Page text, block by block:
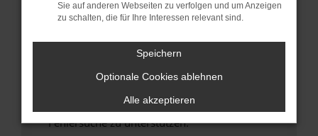
führen, dass bestimmte Funktionen nicht mehr
unterstützt werden.
Wende dich an den Webseitenbetreiber.
Wenn du alle oben genannten Schritte versucht
hast, kontaktiere uns bitte. Wir werden
uns diesen Text schicken, um uns bei der
Fehlersuche zu unterstützen:
Sie auf anderen Webseiten zu verfolgen und um Anzeigen
zu schalten, die für Ihre Interessen relevant sind.
Speichern
Optionale Cookies ablehnen
Alle akzeptieren